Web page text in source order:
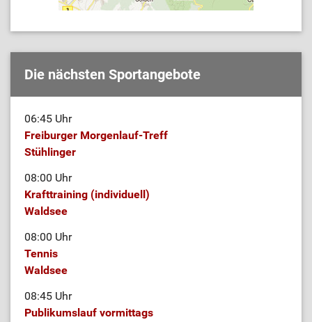
Die nächsten Sportangebote
06:45 Uhr
Freiburger Morgenlauf-Treff
Stühlinger
08:00 Uhr
Krafttraining (individuell)
Waldsee
08:00 Uhr
Tennis
Waldsee
08:45 Uhr
Publikumslauf vormittags